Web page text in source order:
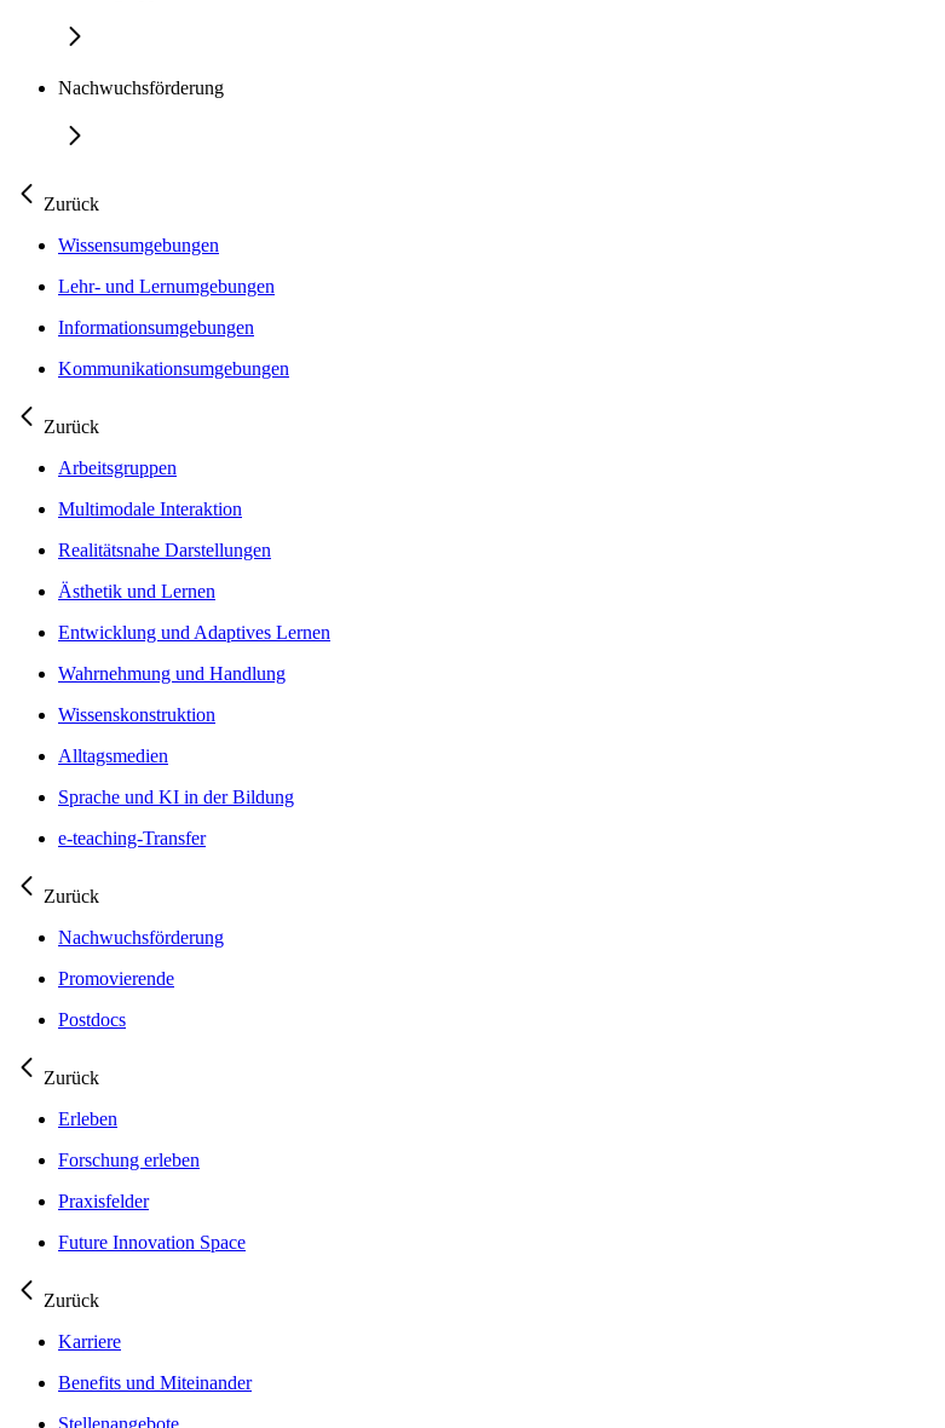
Nachwuchsförderung
Zurück
Wissensumgebungen
Lehr- und Lernumgebungen
Informationsumgebungen
Kommunikationsumgebungen
Zurück
Arbeitsgruppen
Multimodale Interaktion
Realitätsnahe Darstellungen
Ästhetik und Lernen
Entwicklung und Adaptives Lernen
Wahrnehmung und Handlung
Wissenskonstruktion
Alltagsmedien
Sprache und KI in der Bildung
e-teaching-Transfer
Zurück
Nachwuchsförderung
Promovierende
Postdocs
Zurück
Erleben
Forschung erleben
Praxisfelder
Future Innovation Space
Zurück
Karriere
Benefits und Miteinander
Stellenangebote